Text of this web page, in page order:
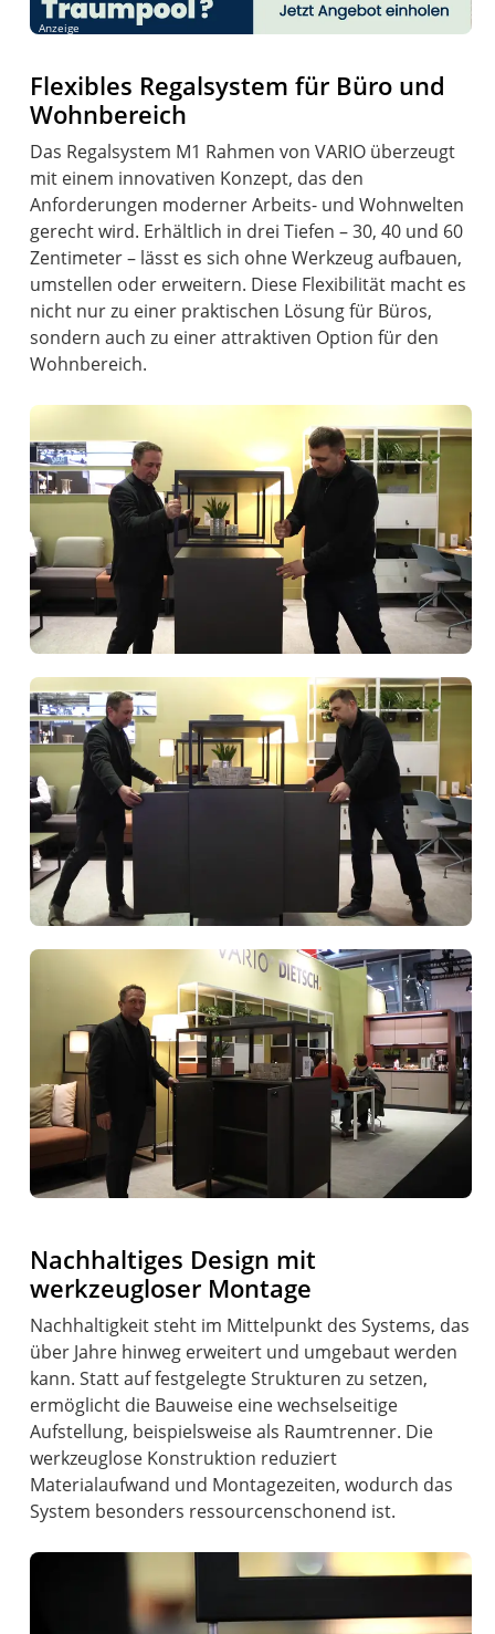
Anzeige
Flexibles Regalsystem für Büro und
Wohnbereich
Das Regalsystem M1 Rahmen von VARIO überzeugt
mit einem innovativen Konzept, das den
Anforderungen moderner Arbeits- und Wohnwelten
gerecht wird. Erhältlich in drei Tiefen – 30, 40 und 60
Zentimeter – lässt es sich ohne Werkzeug aufbauen,
umstellen oder erweitern. Diese Flexibilität macht es
nicht nur zu einer praktischen Lösung für Büros,
sondern auch zu einer attraktiven Option für den
Wohnbereich.
Nachhaltiges Design mit
werkzeugloser Montage
Nachhaltigkeit steht im Mittelpunkt des Systems, das
über Jahre hinweg erweitert und umgebaut werden
kann. Statt auf festgelegte Strukturen zu setzen,
ermöglicht die Bauweise eine wechselseitige
Aufstellung, beispielsweise als Raumtrenner. Die
werkzeuglose Konstruktion reduziert
Materialaufwand und Montagezeiten, wodurch das
System besonders ressourcenschonend ist.